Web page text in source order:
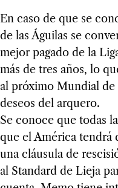
En caso de que se
de las Águilas se
mejor pagado de la
más de tres años, lo
al próximo Mundial de
deseos del arquero.
Se conoce que todas
que el América tendrá
una cláusula de
al Standard de Lieja